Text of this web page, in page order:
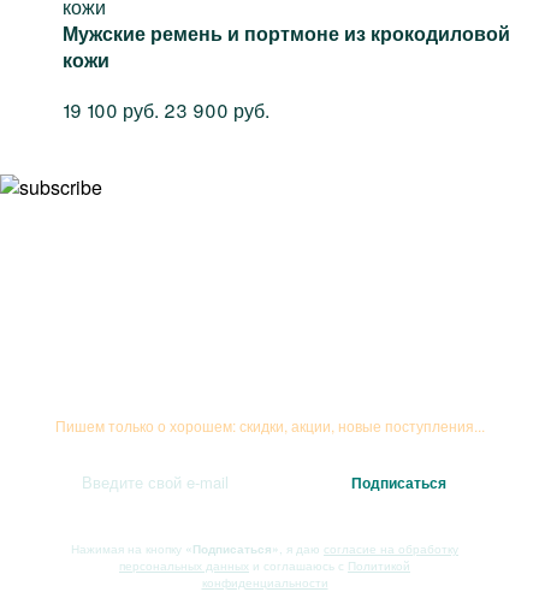
Мужские ремень и портмоне из крокодиловой
кожи
19 100 руб. 23 900 руб.
Пишем только о хорошем: скидки, акции, новые поступления...
Нажимая на кнопку «Подписаться» , я даю согласие на обработку
персональных данных и соглашаюсь с Политикой
конфиденциальности